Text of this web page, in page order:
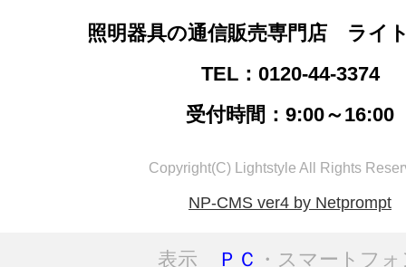
照明器具の通信販売専門店 ライ
TEL：0120-44-3374
受付時間：9:00～16:00
Copyright(C) Lightstyle All Rights
NP-CMS ver4 by Netprompt
表示 ＰＣ ・スマートフ